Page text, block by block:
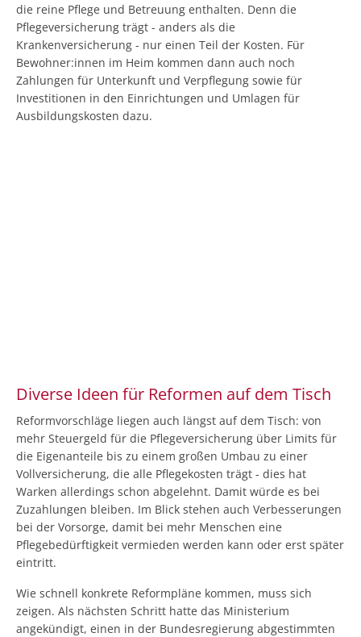
die reine Pflege und Betreuung enthalten. Denn die
Pflegeversicherung trägt - anders als die
Krankenversicherung - nur einen Teil der Kosten. Für
Bewohner:innen im Heim kommen dann auch noch
Zahlungen für Unterkunft und Verpflegung sowie für
Investitionen in den Einrichtungen und Umlagen für
Ausbildungskosten dazu.
Diverse Ideen für Reformen auf dem Tisch
Reformvorschläge liegen auch längst auf dem Tisch: von
mehr Steuergeld für die Pflegeversicherung über Limits für
die Eigenanteile bis zu einem großen Umbau zu einer
Vollversicherung, die alle Pflegekosten trägt - dies hat
Warken allerdings schon abgelehnt. Damit würde es bei
Zuzahlungen bleiben. Im Blick stehen auch Verbesserungen
bei der Vorsorge, damit bei mehr Menschen eine
Pflegebedürftigkeit vermieden werden kann oder erst später
eintritt.
Wie schnell konkrete Reformpläne kommen, muss sich
zeigen. Als nächsten Schritt hatte das Ministerium
angekündigt, einen in der Bundesregierung abgestimmten